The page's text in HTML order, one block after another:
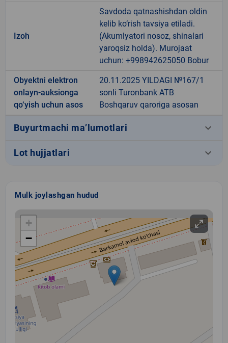
Izoh
Savdoda qatnashishdan oldin
kelib ko‘rish tavsiya etiladi.
(Akumlyatori nosoz, shinalari
yaroqsiz holda). Murojaat
uchun: +998942625050 Bobur
Obyektni elektron
onlayn-auksionga
qo‘yish uchun asos
20.11.2025 YILDAGI №167/1
sonli Turonbank ATB
Boshqaruv qaroriga asosan
Buyurtmachi ma’lumotlari keyboard_arrow_down
Lot hujjatlari keyboard_arrow_down
Mulk joylashgan hudud
+
−